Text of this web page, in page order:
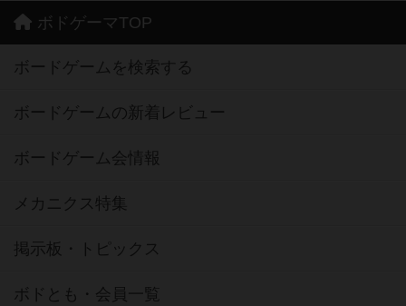
ボドゲーマTOP
ボードゲームを検索する
ボードゲームの新着レビュー
ボードゲーム会情報
メカニクス特集
掲示板・トピックス
ボドとも・会員一覧